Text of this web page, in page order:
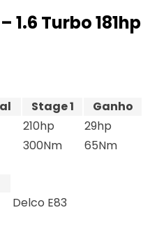
1.6 Turbo 181hp
Stage 1
Ganho
210hp
29hp
300Nm 65Nm
Delco E83